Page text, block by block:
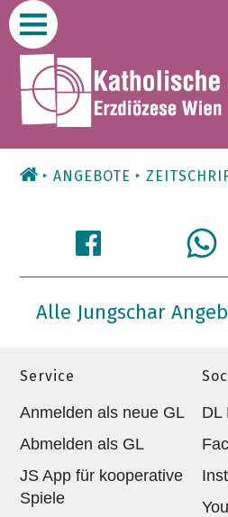
Zum
Inhalt
ANGEBOTE
Alle Jungschar
Service
Anmelden als neue GL
Abmelden als GL
JS App für kooperative
Spiele
DL